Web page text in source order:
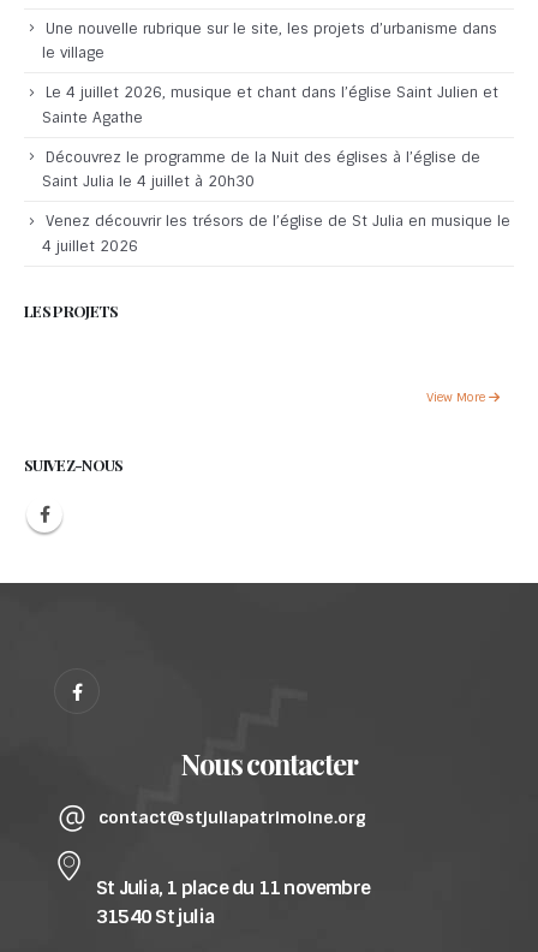
Une nouvelle rubrique sur le site, les projets d’urbanisme dans
le village
Le 4 juillet 2026, musique et chant dans l’église Saint Julien et
Sainte Agathe
Découvrez le programme de la Nuit des églises à l’église de
Saint Julia le 4 juillet à 20h30
Venez découvrir les trésors de l’église de St Julia en musique le
4 juillet 2026
LES PROJETS
View More
SUIVEZ-NOUS
Nous contacter
contact@stjuliapatrimoine.org
St Julia, 1 place du 11 novembre
31540 St julia